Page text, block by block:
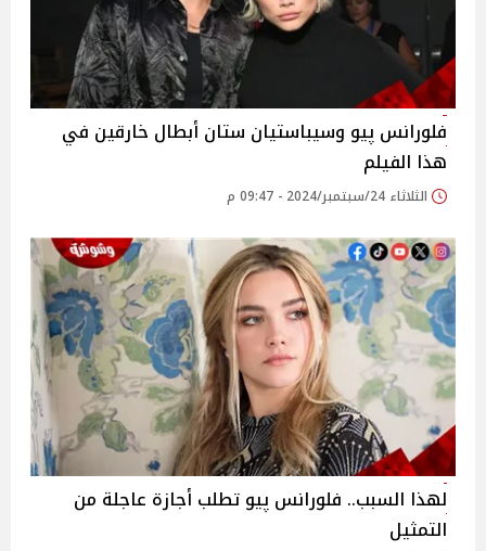
فلورانس پيو وسيباستيان ستان أبطال خارقين في
هذا الفيلم
الثلاثاء 24/سبتمبر/2024 - 09:47 م
لهذا السبب.. فلورانس پيو تطلب أجازة عاجلة من
التمثيل